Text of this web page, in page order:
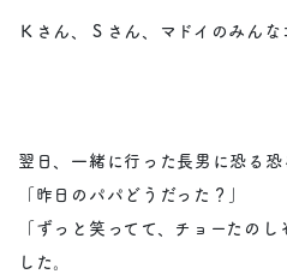
Ｋさん、Ｓさん、マドイのみん
翌日、一緒に行った長男に恐る恐
「昨日のパパどうだった？」
「ずっと笑ってて、チョーたの
した。